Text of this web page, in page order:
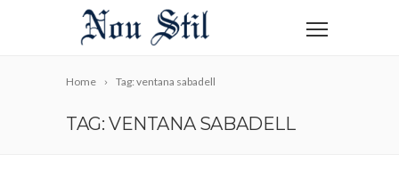
Home Tag: ventana sabadell
TAG: VENTANA SABADELL